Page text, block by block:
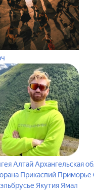
АлтайАрхангельская
Прикаспий Приморье
Якутия Ямал